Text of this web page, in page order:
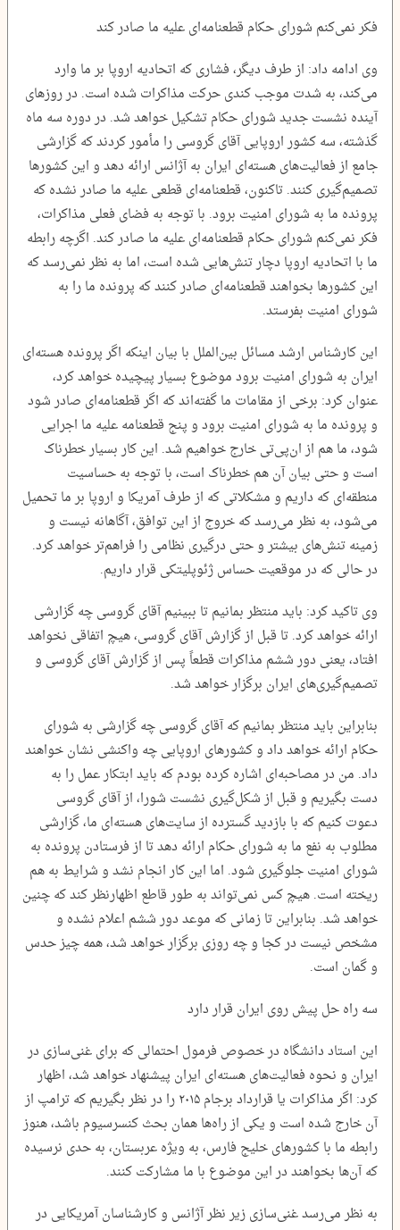
فکر نمی‌کنم شورای حکام قطعنامه‌ای علیه ما صادر کند
وی ادامه داد: از طرف دیگر، فشاری که اتحادیه اروپا بر ما وارد
می‌کند، به شدت موجب کندی حرکت مذاکرات شده است. در روزهای
آینده نشست جدید شورای حکام تشکیل خواهد شد. در دوره سه ماه
گذشته، سه کشور اروپایی آقای گروسی را مأمور کردند که گزارشی
جامع از فعالیت‌های هسته‌ای ایران به آژانس ارائه دهد و این کشورها
تصمیم‌گیری کنند. تاکنون، قطعنامه‌ای قطعی علیه ما صادر نشده که
پرونده ما به شورای امنیت برود. با توجه به فضای فعلی مذاکرات،
فکر نمی‌کنم شورای حکام قطعنامه‌ای علیه ما صادر کند. اگرچه رابطه
ما با اتحادیه اروپا دچار تنش‌هایی شده است، اما به نظر نمی‌رسد که
این کشورها بخواهند قطعنامه‌ای صادر کنند که پرونده ما را به
شورای امنیت بفرستد.
این کارشناس ارشد مسائل بین‌الملل با بیان اینکه اگر پرونده هسته‌ای
ایران به شورای امنیت برود موضوع بسیار پیچیده خواهد کرد،
عنوان کرد: برخی از مقامات ما گفته‌اند که اگر قطعنامه‌ای صادر شود
و پرونده ما به شورای امنیت برود و پنج قطعنامه علیه ما اجرایی
شود، ما هم از ان‌پی‌تی خارج خواهیم شد. این کار بسیار خطرناک
است و حتی بیان آن هم خطرناک است، با توجه به حساسیت
منطقه‌ای که داریم و مشکلاتی که از طرف آمریکا و اروپا بر ما تحمیل
می‌شود، به نظر می‌رسد که خروج از این توافق، آگاهانه نیست و
زمینه تنش‌های بیشتر و حتی درگیری نظامی را فراهم‌تر خواهد کرد.
در حالی که در موقعیت حساس ژئوپلیتکی قرار داریم.
وی تاکید کرد: باید منتظر بمانیم تا ببینیم آقای گروسی چه گزارشی
ارائه خواهد کرد. تا قبل از گزارش آقای گروسی، هیچ اتفاقی نخواهد
افتاد، یعنی دور ششم مذاکرات قطعاً پس از گزارش آقای گروسی و
تصمیم‌گیری‌های ایران برگزار خواهد شد.
بنابراین باید منتظر بمانیم که آقای گروسی چه گزارشی به شورای
حکام ارائه خواهد داد و کشورهای اروپایی چه واکنشی نشان خواهند
داد. من در مصاحبه‌ای اشاره کرده بودم که باید ابتکار عمل را به
دست بگیریم و قبل از شکل‌گیری نشست شورا، از آقای گروسی
دعوت کنیم که با بازدید گسترده از سایت‌های هسته‌ای ما، گزارشی
مطلوب به نفع ما به شورای حکام ارائه دهد تا از فرستادن پرونده به
شورای امنیت جلوگیری شود. اما این کار انجام نشد و شرایط به هم
ریخته است. هیچ کس نمی‌تواند به طور قاطع اظهارنظر کند که چنین
خواهد شد. بنابراین تا زمانی که موعد دور ششم اعلام نشده و
مشخص نیست در کجا و چه روزی برگزار خواهد شد، همه چیز حدس
و گمان است.
سه راه حل پیش روی ایران قرار دارد
این استاد دانشگاه در خصوص فرمول احتمالی که برای غنی‌سازی در
ایران و نحوه فعالیت‌های هسته‌ای ایران پیشنهاد خواهد شد، اظهار
کرد: اگر مذاکرات یا قرارداد برجام ۲۰۱۵ را در نظر بگیریم که ترامپ از
آن خارج شده است و یکی از راه‌ها همان بحث کنسرسیوم باشد، هنوز
رابطه ما با کشورهای خلیج فارس، به ویژه عربستان، به حدی نرسیده
که آن‌ها بخواهند در این موضوع با ما مشارکت کنند.
به نظر می‌رسد غنی‌سازی زیر نظر آژانس و کارشناسان آمریکایی در